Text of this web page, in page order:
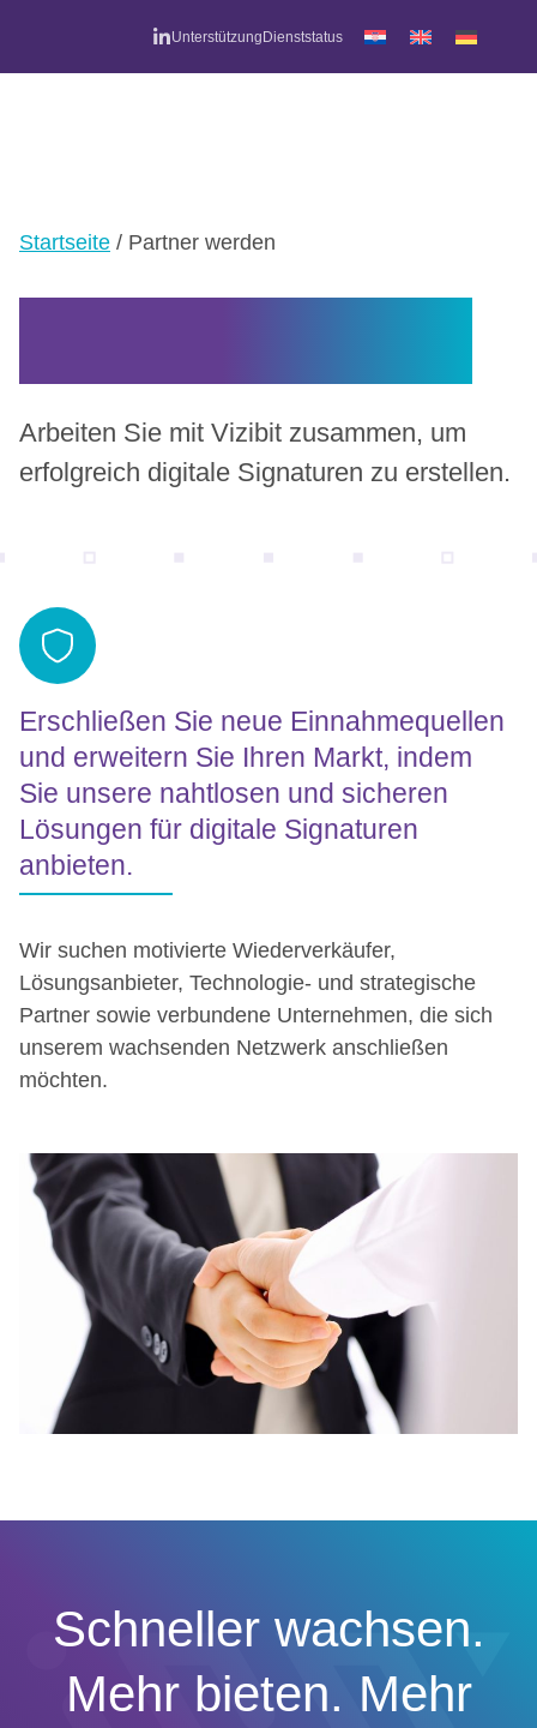
springen
UnterstützungDienststatus
Startseite / Partner werden
Arbeiten Sie mit Vizibit zusammen, um
erfolgreich digitale Signaturen zu erstellen.
Erschließen Sie neue Einnahmequellen
und erweitern Sie Ihren Markt, indem
Sie unsere nahtlosen und sicheren
Lösungen für digitale Signaturen
anbieten.
Wir suchen motivierte Wiederverkäufer,
Lösungsanbieter, Technologie- und strategische
Partner sowie verbundene Unternehmen, die sich
unserem wachsenden Netzwerk anschließen
möchten.
Schneller wachsen.
Mehr bieten. Mehr